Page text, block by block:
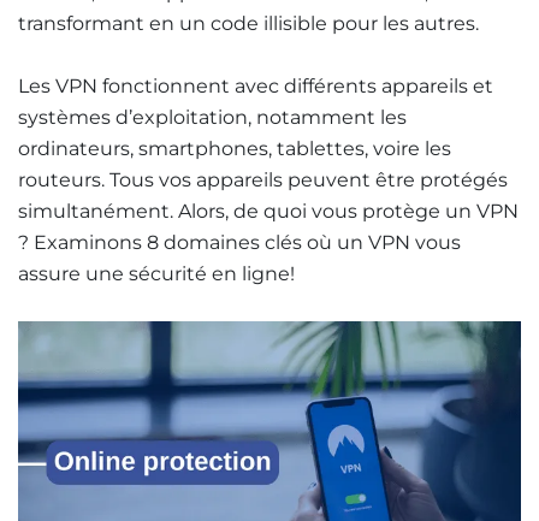
transformant en un code illisible pour les autres.
Les VPN fonctionnent avec différents appareils et
systèmes d’exploitation, notamment les
ordinateurs, smartphones, tablettes, voire les
routeurs. Tous vos appareils peuvent être protégés
simultanément. Alors, de quoi vous protège un VPN
? Examinons 8 domaines clés où un VPN vous
assure une sécurité en ligne!